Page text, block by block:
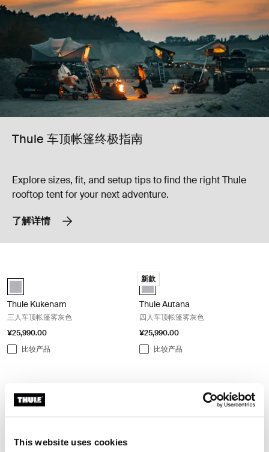
This website uses cookies
Thule 车顶帐篷终极指南
Explore sizes, fit, and setup tips to find the right Thule
rooftop tent for your next adventure.
了解详情
Thule Kukenam 三人车顶帐篷雾灰色 Haze gray
Thule Tepui Explorer Kukenam Haze Gray (selected)
Thule Kukenam
三人车顶帐篷雾灰色
¥25,990.00
比较产品
Thule Autana 四人车顶帐篷雾灰色
新款
Thule Tepui Explorer Autana 4
Thule Autana
四人车顶帐篷雾灰色
¥25,990.00
比较产品
Thule Approach 鹈鹕灰 (selected)
Thule Approach M
比较产品